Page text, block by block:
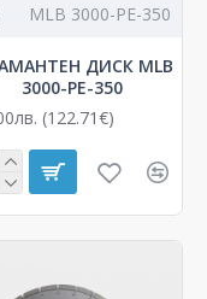
MLB 3000-PЕ-350
ДИСК MLB
3000-PЕ-350
(122.71€)